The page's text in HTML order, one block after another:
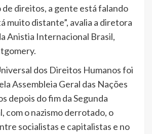
direitos, a gente está falando
muito distante”, avalia a diretora
Anistia Internacional Brasil,
dos Direitos Humanos foi
Assembleia Geral das Nações
depois do fim da Segunda
com o nazismo derrotado, o
socialistas e capitalistas e no